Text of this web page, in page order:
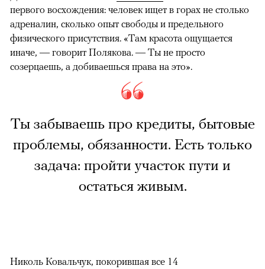
первого восхождения: человек ищет в горах не столько
адреналин, сколько опыт свободы и предельного
физического присутствия. «Там красота ощущается
иначе, — говорит Полякова. — Ты не просто
созерцаешь, а добиваешься права на это».
Ты забываешь про кредиты, бытовые
проблемы, обязанности. Есть только
задача: пройти участок пути и
остаться живым.
Николь Ковальчук, покорившая все 14